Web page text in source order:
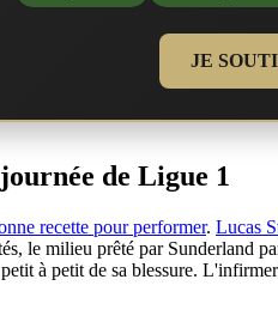
JE
de Ligue 1
recette pour performer. Lucas
le milieu prêté par Sunderland
à petit de sa blessure.